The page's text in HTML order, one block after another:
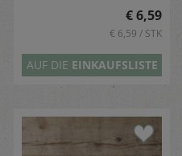
€ 6,59
€ 6,59 / STK
AUF DIE EINKAUFSLISTE